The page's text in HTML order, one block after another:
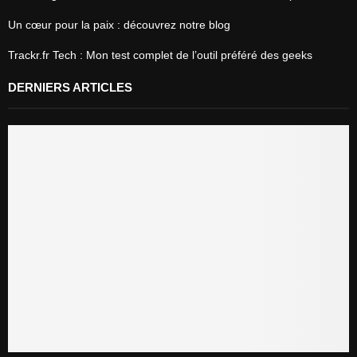
Un cœur pour la paix : découvrez notre blog
Trackr.fr Tech : Mon test complet de l’outil préféré des geeks
DERNIERS ARTICLES